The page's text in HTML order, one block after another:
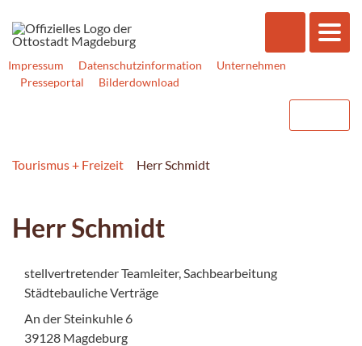
Impressum Datenschutzinformation
Unternehmen
Presseportal
Bilderdownload
Tourismus + Freizeit Herr Schmidt
Herr Schmidt
stellvertretender Teamleiter, Sachbearbeitung
Städtebauliche Verträge
An der Steinkuhle 6
39128 Magdeburg